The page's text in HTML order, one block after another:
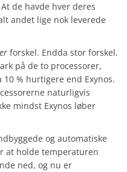
de havde hver deres
andet lige nok leverede
er forskel. Endda stor forskel.
på de to processorer,
% hurtigere end Exynos.
naturligvis
mindst Exynos løber
og automatiske
at holde temperaturen
ned, og nu er